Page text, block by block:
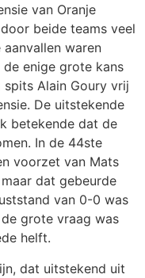
van Oranje
beide teams veel
waren
de enige grote kans
Alain Goury vrij
De uitstekende
betekende dat de
In de 44ste
voorzet van Mats
dat gebeurde
van 0-0 was
grote vraag was
helft.
dat uitstekend uit